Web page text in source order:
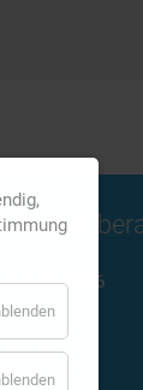
10.07.2026
…